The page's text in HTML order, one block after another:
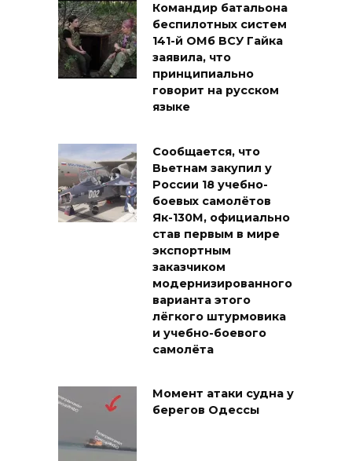
Командир батальона
беспилотных систем
141-й ОМб ВСУ Гайка
заявила, что
принципиально
говорит на русском
языке
Сообщается, что
Вьетнам закупил у
России 18 учебно-
боевых самолётов
Як-130М, официально
став первым в мире
экспортным
заказчиком
модернизированного
варианта этого
лёгкого штурмовика
и учебно-боевого
самолёта
Момент атаки судна у
берегов Одессы